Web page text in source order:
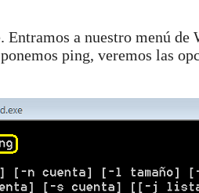
a nuestro menú
ping, veremos las